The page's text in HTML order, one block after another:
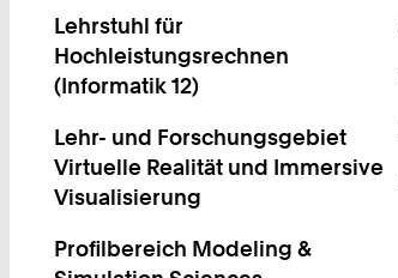
Lehrstuhl für
Hochleistungsrechnen
(Informatik 12)
Lehr- und Forschungsgebiet
Virtuelle Realität und Immersive
Visualisierung
Profilbereich Modeling &